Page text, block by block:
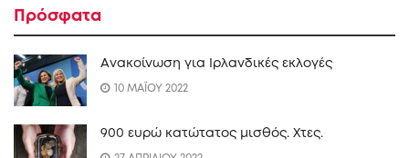
Πρόσφατα
Ανακοίνωση για Ιρλανδικές εκλογές
10 ΜΑΪΟΥ 2022
900 ευρώ κατώτατος μισθός. Xτες.